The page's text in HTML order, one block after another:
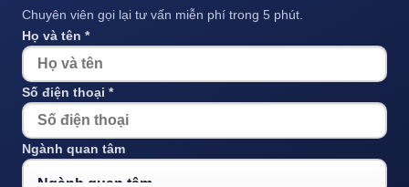
Chuyên viên gọi lại tư vấn miễn phí trong 5 phút.
Họ và tên *
Số điện thoại *
Ngành quan tâm